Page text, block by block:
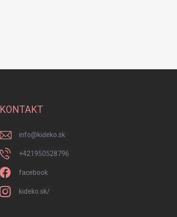
KONTAKT
info@kideko.sk
+421950528796
facebook
kideko.sk/